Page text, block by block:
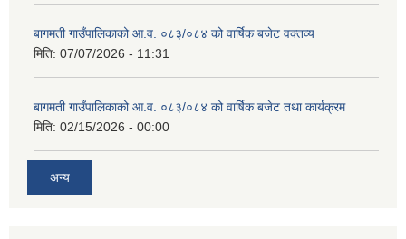
बागमती गाउँपालिकाको आ.व. ०८३/०८४ को वार्षिक बजेट वक्तव्य
मिति: 07/07/2026 - 11:31
बागमती गाउँपालिकाको आ.व. ०८३/०८४ को वार्षिक बजेट तथा कार्यक्रम
मिति: 02/15/2026 - 00:00
अन्य